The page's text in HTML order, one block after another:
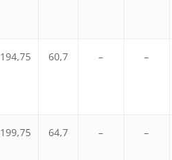
194,75 60,7 – –
199,75 64,7 – –